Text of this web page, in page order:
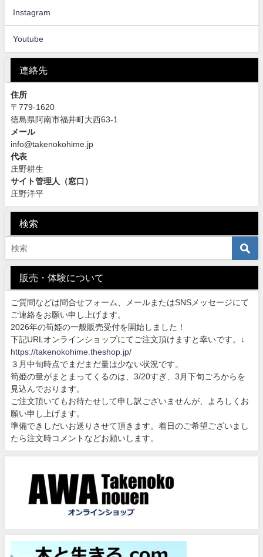
Instagram
Youtube
連絡先
住所
〒779-1620
徳島県阿南市福井町大西63-1
メール
info@takenokohime.jp
代表
庄野耕生
サイト管理人（窓口）
庄野洋平
検索
販売・体験について
ご質問などは問合せフォーム、メールまたはSNSメッセージにて
ご連絡をお願い申し上げます。
2026年の筍姫の一般販売受付を開始しました！
下記URLオンラインショップにてご注文頂けますと幸いです。↓
https://takenokohime.theshop.jp/
３月中旬時点でまだまだ量は少ない状況です。
筍姫の量がまとまってくるのは、3/20すぎ、3月下旬ごろからを
見込んでおります。
ご注文頂いてもお待たせして申し訳ございませんが、よろしくお
願い申し上げます。
準備できしだいお送りさせて頂きます。着日のご希望ございまし
たら注文時コメントなどお願いします。